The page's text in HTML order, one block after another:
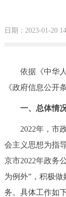
市领导
政策兑现
决策公开
政务服务
日期：2023-01-20
依据《中华人
《政府信息公开
一、总体情
2022年，市政
会主义思想为指
京市2022年政务
为例外”，积极
务。具体工作如下